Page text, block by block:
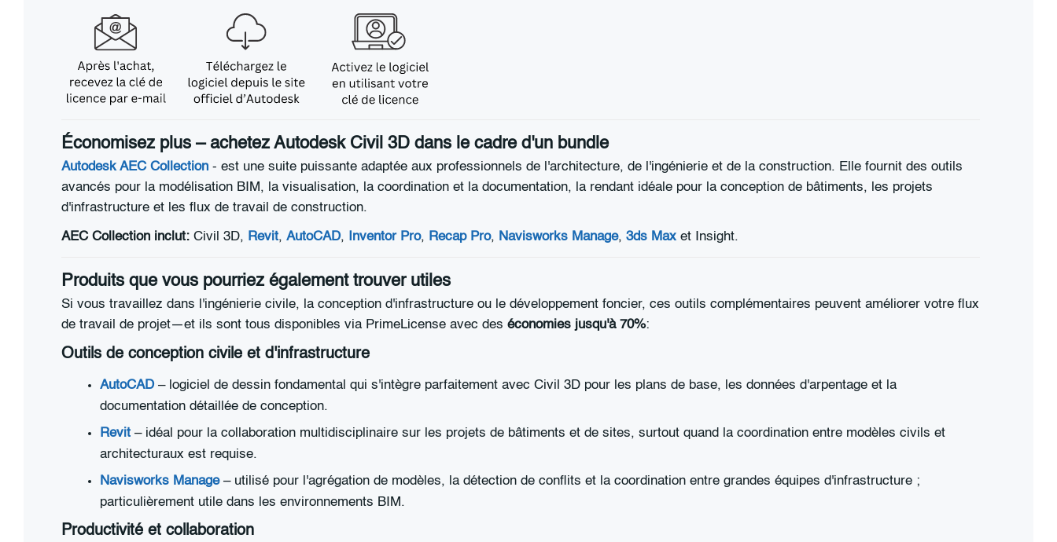
Économisez plus – achetez Autodesk Civil 3D dans le cadre d'un bundle
Autodesk AEC Collection - est une suite puissante adaptée aux professionnels de l'architecture, de l'ingénierie et de la construction. Elle fournit des outils
avancés pour la modélisation BIM, la visualisation, la coordination et la documentation, la rendant idéale pour la conception de bâtiments, les projets
d'infrastructure et les flux de travail de construction.
AEC Collection inclut: Civil 3D, Revit, AutoCAD, Inventor Pro, Recap Pro, Navisworks Manage, 3ds Max et Insight.
Produits que vous pourriez également trouver utiles
Si vous travaillez dans l'ingénierie civile, la conception d'infrastructure ou le développement foncier, ces outils complémentaires peuvent améliorer votre flux
de travail de projet—et ils sont tous disponibles via PrimeLicense avec des économies jusqu'à 70%:
Outils de conception civile et d'infrastructure
AutoCAD– logiciel de dessin fondamental qui s'intègre parfaitement avec Civil 3D pour les plans de base, les données d'arpentage et la
documentation détaillée de conception.
Revit – idéal pour la collaboration multidisciplinaire sur les projets de bâtiments et de sites, surtout quand la coordination entre modèles civils et
architecturaux est requise.
Navisworks Manage– utilisé pour l'agrégation de modèles, la détection de conflits et la coordination entre grandes équipes d'infrastructure ;
particulièrement utile dans les environnements BIM.
Productivité et collaboration